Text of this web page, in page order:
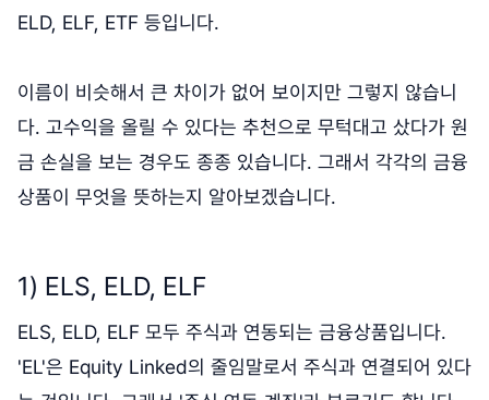
ELD, ELF, ETF 등입니다.
이름이 비슷해서 큰 차이가 없어 보이지만 그렇지 않습니
다. 고수익을 올릴 수 있다는 추천으로 무턱대고 샀다가 원
금 손실을 보는 경우도 종종 있습니다. 그래서 각각의 금융
상품이 무엇을 뜻하는지 알아보겠습니다.
1) ELS, ELD, ELF
ELS, ELD, ELF 모두 주식과 연동되는 금융상품입니다.
'EL'은 Equity Linked의 줄임말로서 주식과 연결되어 있다